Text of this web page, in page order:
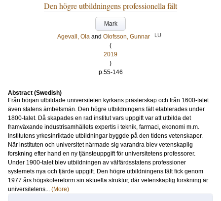
Den högre utbildningens professionella fält
Mark
Agevall, Ola and Olofsson, Gunnar LU
(
2019
)
p.55-146
Abstract (Swedish)
Från början utbildade universiteten kyrkans prästerskap och från 1600-talet
även statens ämbetsmän. Den högre utbildningens fält etablerades under
1800-talet. Då skapades en rad institut vars uppgift var att utbilda det
framväxande industrisamhällets expertis i teknik, farmaci, ekonomi m.m.
Institutens yrkesinriktade utbildningar byggde på den tidens vetenskaper.
När instituten och universitet närmade sig varandra blev vetenskaplig
forskning efter hand en ny tjänsteuppgift för universitetens professorer.
Under 1900-talet blev utbildningen av välfärdsstatens professioner
systemets nya och fjärde uppgift. Den högre utbildningens fält fick genom
1977 års högskolereform sin aktuella struktur, där vetenskaplig forskning är
universitetens... (More)